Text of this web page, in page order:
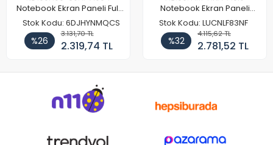
Notebook Ekran Paneli Full
HD
Stok Kodu: 6DJHYNMQCS
%26
3.131,70 TL
2.319,74 TL
Notebook Ekran Paneli
144Hz
Stok Kodu: LUCNLF83NF
%32
4.115,62 TL
2.781,52 TL